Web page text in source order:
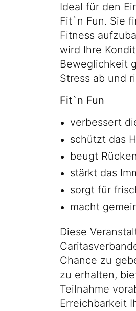
Ideal für den
Fit`n Fun. Sie
Fitness
wird Ihre
Beweglichkeit
Stress ab und
Fit`n Fun
verbessert
schützt das
beugt
stärkt das
sorgt für
macht
Diese
Chance zu
zu erhalten,
Teilnahme
Erreichbarkeit